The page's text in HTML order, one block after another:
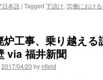
*日本語 | Tagged 下請け, 労働におけ
炉工事、乗り越え
via 福井新聞
2017/04/20 by nfield